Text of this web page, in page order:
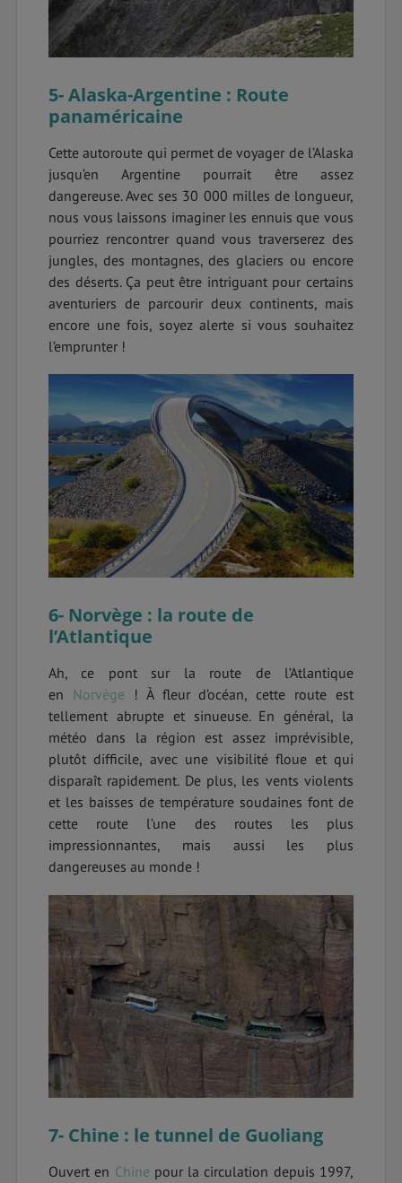
5- Alaska-Argentine : Route
panaméricaine
Cette autoroute qui permet de voyager de l’Alaska
jusqu’en Argentine pourrait être assez
dangereuse. Avec ses 30 000 milles de longueur,
nous vous laissons imaginer les ennuis que vous
pourriez rencontrer quand vous traverserez des
jungles, des montagnes, des glaciers ou encore
des déserts. Ça peut être intriguant pour certains
aventuriers de parcourir deux continents, mais
encore une fois, soyez alerte si vous souhaitez
l’emprunter !
6- Norvège : la route de
l’Atlantique
Ah, ce pont sur la route de l’Atlantique
en Norvège ! À fleur d’océan, cette route est
tellement abrupte et sinueuse. En général, la
météo dans la région est assez imprévisible,
plutôt difficile, avec une visibilité floue et qui
disparaît rapidement. De plus, les vents violents
et les baisses de température soudaines font de
cette route l’une des routes les plus
impressionnantes, mais aussi les plus
dangereuses au monde !
7- Chine : le tunnel de Guoliang
Ouvert en Chine pour la circulation depuis 1997,